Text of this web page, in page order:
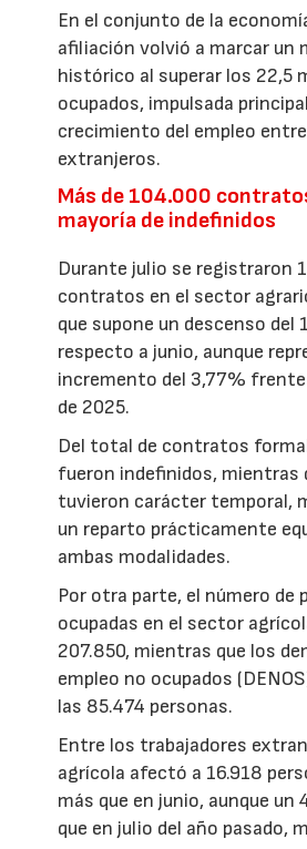
En el conjunto de la
afiliación volvió a marcar un
histórico al superar los 22,5
ocupados, impulsada
crecimiento del empleo
extranjeros.
Más de 104.000
mayoría de indefinidos
Durante julio se registraron
contratos en el sector
que supone un descenso del
respecto a junio, aunque
incremento del 3,77%
de 2025.
Del total de contratos
fueron indefinidos, mientras
tuvieron carácter temporal,
un reparto prácticamente
ambas modalidades.
Por otra parte, el número de
ocupadas en el sector
207.850, mientras que los
empleo no ocupados
las 85.474 personas.
Entre los trabajadores
agrícola afectó a 16.918
más que en junio, aunque un
que en julio del año pasado,